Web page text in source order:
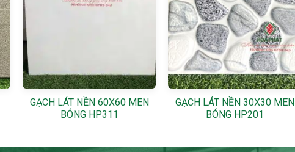
+
GẠCH LÁT NỀN 60X60 MEN
BÓNG HP311
+
GẠCH LÁT NỀN 30X30 MEN
BÓNG HP201